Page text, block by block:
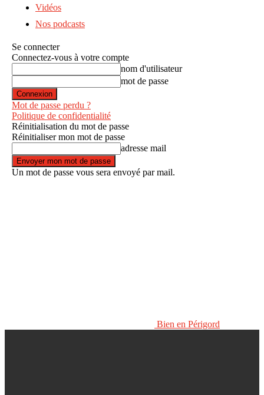
Vidéos
Nos podcasts
Se connecter
Connectez-vous à votre compte
nom d'utilisateur
mot de passe
Mot de passe perdu ?
Politique de confidentialité
Réinitialisation du mot de passe
Réinitialiser mon mot de passe
adresse mail
Un mot de passe vous sera envoyé par mail.
Bien en Périgord